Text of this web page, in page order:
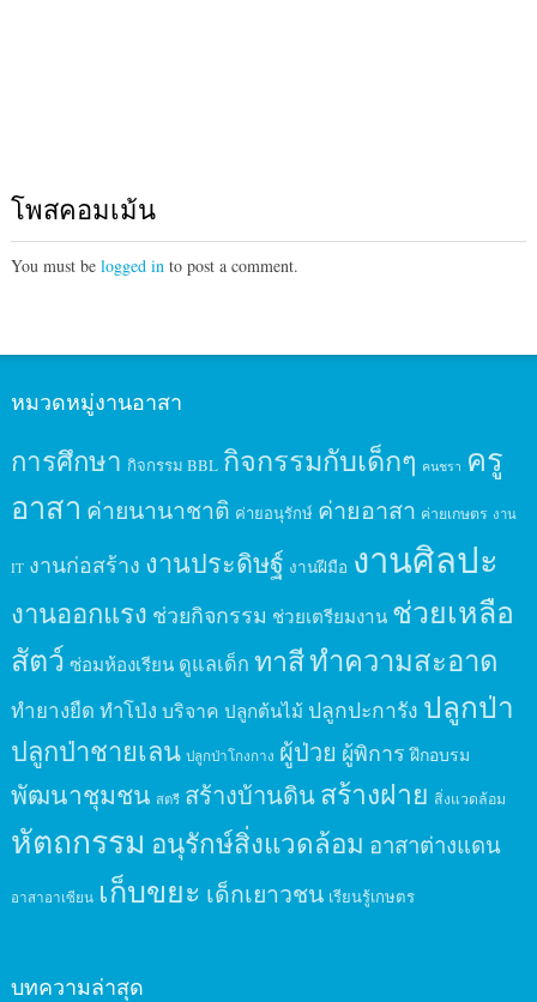
โพสคอมเม้น
You must be logged into post a comment.
หมวดหมู่งานอาสา
การศึกษา กิจกรรม BBL กิจกรรมกับเด็กๆ คนชรา ครู
อาสา ค่ายนานาชาติ ค่ายอนุรักษ์ ค่ายอาสา ค่ายเกษตร งาน
IT งานก่อสร้าง งานประดิษฐ์ งานฝีมือ งานศิลปะ
งานออกแรง ช่วยกิจกรรม ช่วยเตรียมงาน ช่วยเหลือ
สัตว์ ซ่อมห้องเรียน ดูแลเด็ก ทาสีทำความสะอาด
ทำยางยืด ทำโป่ง บริจาค ปลูกต้นไม้ ปลูกปะการัง ปลูกป่า
ปลูกป่าชายเลน ปลูกป่าโกงกาง ผู้ป่วย ผู้พิการ ฝึกอบรม
พัฒนาชุมชน สตรี สร้างบ้านดินสร้างฝาย สิ่งแวดล้อม
หัตถกรรม อนุรักษ์สิ่งแวดล้อม อาสาต่างแดน
อาสาอาเซียน เก็บขยะ เด็กเยาวชน เรียนรู้เกษตร
บทความล่าสุด